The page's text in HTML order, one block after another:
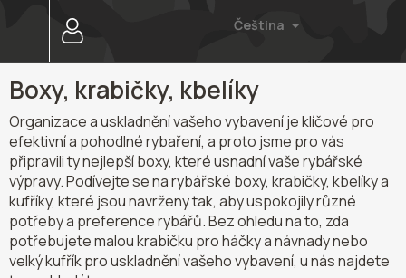
Čeština
Boxy, krabičky, kbelíky
Organizace a uskladnění vašeho vybavení je klíčové pro
efektivní a pohodlné rybaření, a proto jsme pro vás
připravili ty nejlepší boxy, které usnadní vaše rybářské
výpravy. Podívejte se na rybářské boxy, krabičky, kbelíky a
kufříky, které jsou navrženy tak, aby uspokojily různé
potřeby a preference rybářů. Bez ohledu na to, zda
potřebujete malou krabičku pro háčky a návnady nebo
velký kufřík pro uskladnění vašeho vybavení, u nás najdete